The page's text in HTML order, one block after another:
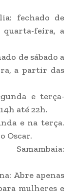
fechado de
quarta-feira, a
de sábado a
a partir das
e terça-
até 22h.
e na terça.
Oscar.
Abre apenas
mulheres e